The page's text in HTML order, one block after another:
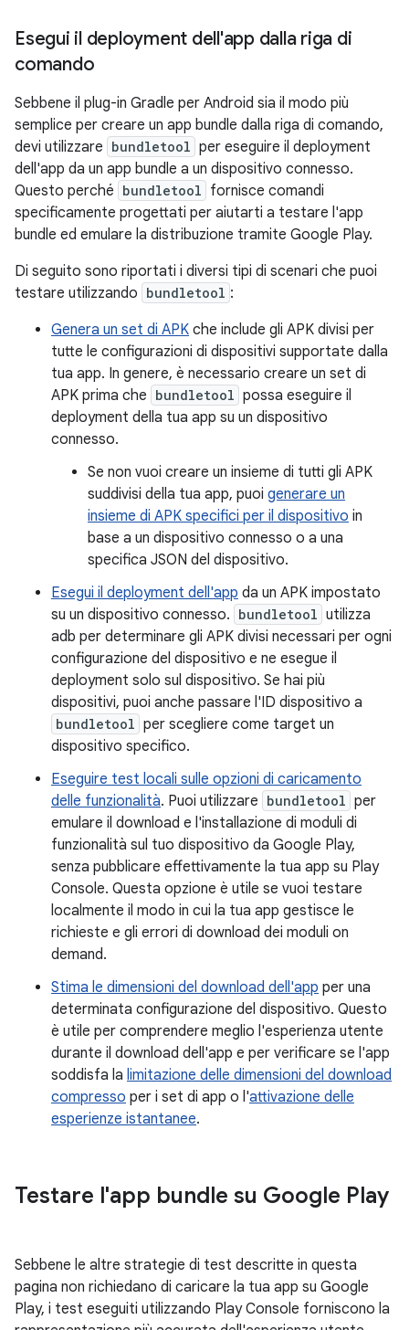
Esegui il deployment dell'app dalla riga di
comando
Sebbene il plug-in Gradle per Android sia il modo più
semplice per creare un app bundle dalla riga di comando,
devi utilizzare bundletool per eseguire il deployment
dell'app da un app bundle a un dispositivo connesso.
Questo perché bundletool fornisce comandi
specificamente progettati per aiutarti a testare l'app
bundle ed emulare la distribuzione tramite Google Play.
Di seguito sono riportati i diversi tipi di scenari che puoi
testare utilizzando bundletool :
Genera un set di APK che include gli APK divisi per
tutte le configurazioni di dispositivi supportate dalla
tua app. In genere, è necessario creare un set di
APK prima che bundletool possa eseguire il
deployment della tua app su un dispositivo
connesso.
Se non vuoi creare un insieme di tutti gli APK
suddivisi della tua app, puoi generare un
insieme di APK specifici per il dispositivo in
base a un dispositivo connesso o a una
specifica JSON del dispositivo.
Esegui il deployment dell'app da un APK impostato
su un dispositivo connesso. bundletool utilizza
adb per determinare gli APK divisi necessari per ogni
configurazione del dispositivo e ne esegue il
deployment solo sul dispositivo. Se hai più
dispositivi, puoi anche passare l'ID dispositivo a
bundletool per scegliere come target un
dispositivo specifico.
Eseguire test locali sulle opzioni di caricamento
delle funzionalità. Puoi utilizzare bundletool per
emulare il download e l'installazione di moduli di
funzionalità sul tuo dispositivo da Google Play,
senza pubblicare effettivamente la tua app su Play
Console. Questa opzione è utile se vuoi testare
localmente il modo in cui la tua app gestisce le
richieste e gli errori di download dei moduli on
demand.
Stima le dimensioni del download dell'app per una
determinata configurazione del dispositivo. Questo
è utile per comprendere meglio l'esperienza utente
durante il download dell'app e per verificare se l'app
soddisfa la limitazione delle dimensioni del download
compresso per i set di app o l'attivazione delle
esperienze istantanee.
Testare l'app bundle su Google Play
Sebbene le altre strategie di test descritte in questa
pagina non richiedano di caricare la tua app su Google
Play, i test eseguiti utilizzando Play Console forniscono la